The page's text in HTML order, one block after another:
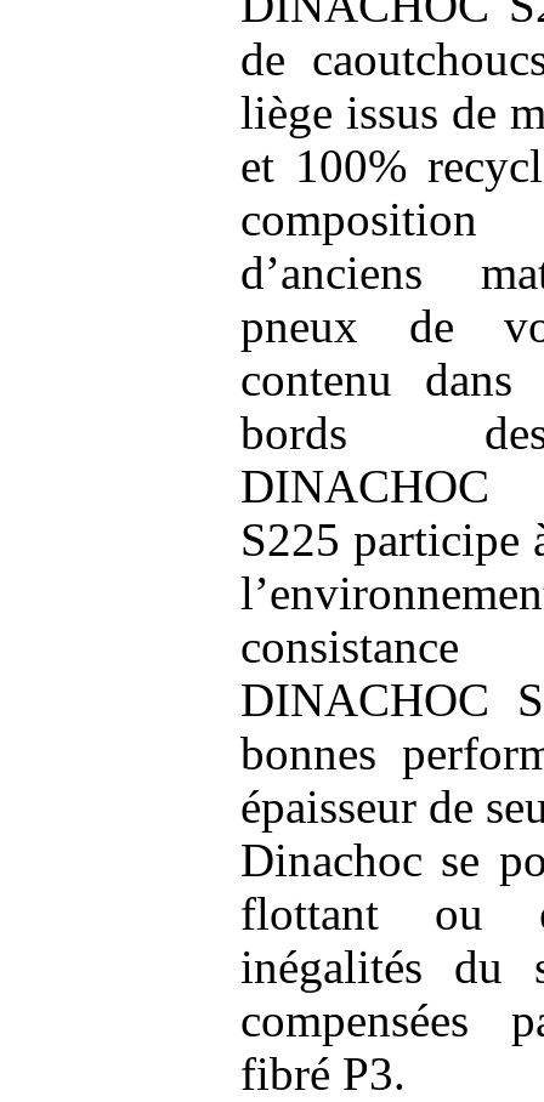
de
liège issus de
et 100%
d’anciens
pneux de
contenu
bords
DINACHOC
S225 participe
DINACHOC
bonnes
épaisseur de
Dinachoc se
flottant ou
inégalités du
compensées
fibré P3.